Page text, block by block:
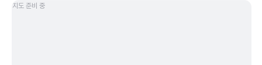
지도 준비 중